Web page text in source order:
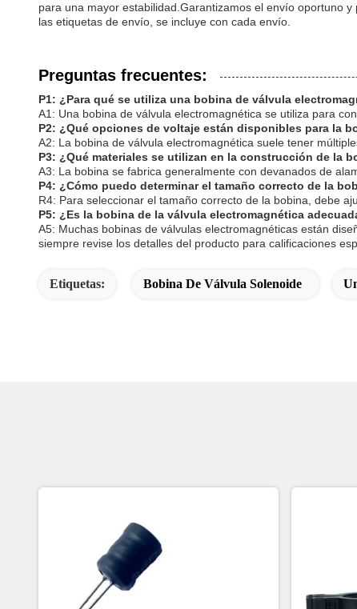
para una mayor estabilidad.Garantizamos el envío oportuno
las etiquetas de envío, se incluye con cada envío.
Preguntas frecuentes:
P1: ¿Para qué se utiliza una bobina de válvula
A1: Una bobina de válvula electromagnética se utiliza para
P2: ¿Qué opciones de voltaje están disponibles para la
A2: La bobina de válvula electromagnética suele tener
P3: ¿Qué materiales se utilizan en la construcción de la
A3: La bobina se fabrica generalmente con devanados de
P4: ¿Cómo puedo determinar el tamaño correcto de la
R4: Para seleccionar el tamaño correcto de la bobina, debe
P5: ¿Es la bobina de la válvula electromagnética
A5: Muchas bobinas de válvulas electromagnéticas están
siempre revise los detalles del producto para calificaciones
Etiquetas: Bobina De Válvula Solenoide